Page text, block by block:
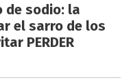
de sodio: la
el sarro de los
PERDER